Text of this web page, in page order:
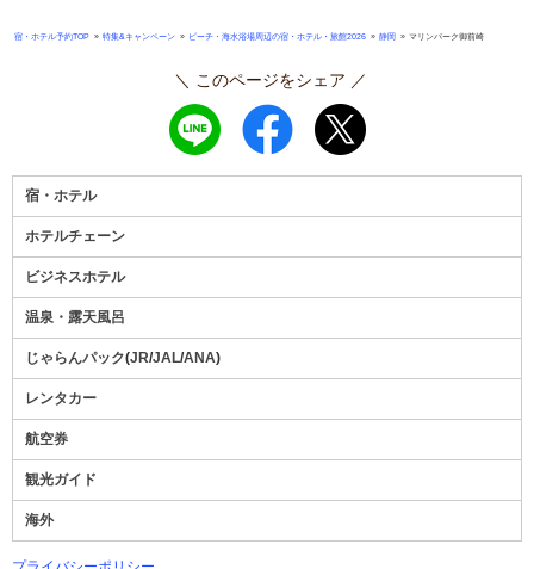
宿・ホテル予約TOP » 特集&キャンペーン » ビーチ・海水浴場周辺の宿・ホテル・旅館2026 » 静岡 » マリンパーク御前崎
＼ このページをシェア ／
宿・ホテル
ホテルチェーン
ビジネスホテル
温泉・露天風呂
じゃらんパック(JR/JAL/ANA)
レンタカー
航空券
観光ガイド
海外